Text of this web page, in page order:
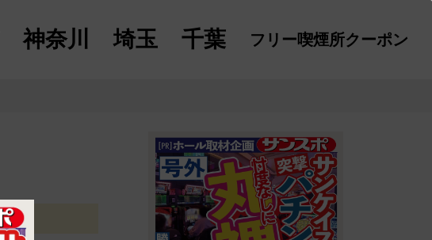
神奈川 埼玉 千葉 フリー喫煙所クーポン